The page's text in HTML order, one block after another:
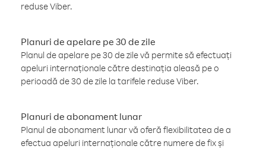
reduse Viber.
Planuri de apelare pe 30 de zile
Planul de apelare pe 30 de zile vă permite să efectuați
apeluri internaționale către destinația aleasă pe o
perioadă de 30 de zile la tarifele reduse Viber.
Planuri de abonament lunar
Planul de abonament lunar vă oferă flexibilitatea de a
efectua apeluri internaționale către numere de fix și